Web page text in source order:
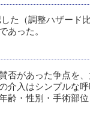
た（調整ハザード
あった。
否があった争点を
介入はシンプルな
齢・性別・手術部